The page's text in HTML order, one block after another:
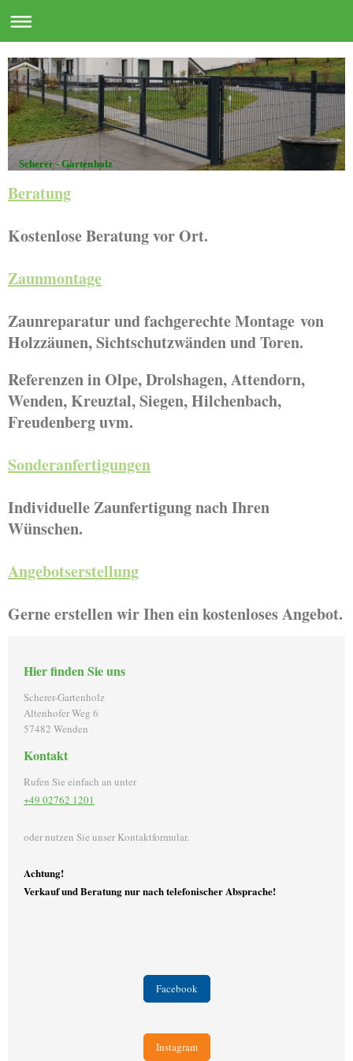
Scherer - Gartenholz
Beratung
Kostenlose Beratung vor Ort.
Zaunmontage
Zaunreparatur und fachgerechte Montage von
Holzzäunen, Sichtschutzwänden und Toren.
Referenzen in Olpe, Drolshagen, Attendorn,
Wenden, Kreuztal, Siegen, Hilchenbach,
Freudenberg uvm.
Sonderanfertigungen
Individuelle Zaunfertigung nach Ihren
Wünschen.
Angebotserstellung
Gerne erstellen wir Ihen ein kostenloses Angebot.
Hier finden Sie uns
Scherer-Gartenholz
Altenhofer Weg 6
57482 Wenden
Kontakt
Rufen Sie einfach an unter
+49 02762 1201
oder nutzen Sie unser Kontaktformular.
Achtung!
Verkauf und Beratung nur nach telefonischer Absprache!
Facebook
Instagram